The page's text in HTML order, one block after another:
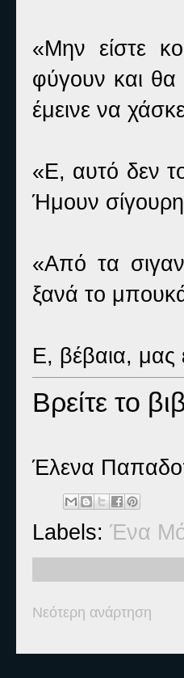
«Μην είστε
φύγουν και
έμεινε να
«Ε, αυτό δεν
Ήμουν σίγουρη
«Από τα
ξανά το
Ε, βέβαια, μας
Βρείτε το
Έλενα
Labels: Ένα
Νεότερη ανάρτηση